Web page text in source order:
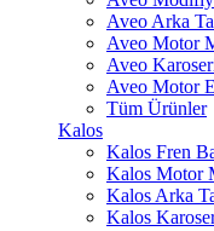
Aveo Arka
Aveo Motor
Aveo
Aveo Motor
Tüm Ürünler
Kalos
Kalos Fren
Kalos Motor
Kalos Arka
Kalos